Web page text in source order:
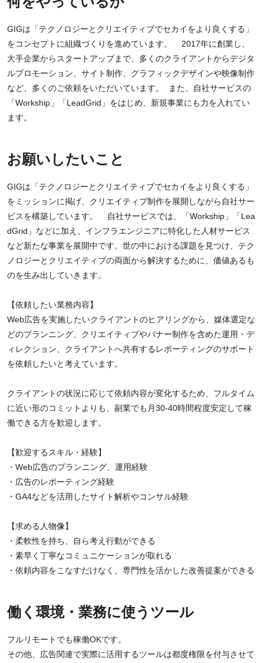
GIGは「テクノロジーとクリエイティブでセカイをより良くする」
をコンセプトに組織づくりを進めています。 2017年に創業し、
大手企業からスタートアップまで、多くのクライアントからデジタ
ルプロモーション、サイト制作、グラフィックデザインや映像制作
など、多くのご依頼をいただいています。 また、自社サービスの
「Workship」「LeadGrid」をはじめ、新規事業にも力を入れてい
ます。
お願いしたいこと
GIGは「テクノロジーとクリエイティブでセカイをより良くする」
をミッションに掲げ、クリエイティブ制作を展開しながら自社サー
ビスを構築しています。 自社サービスでは、「Workship」「Lea
dGrid」などに加え、インフラエンジニアに特化した人材サービス
など新たな事業を展開中です。世の中における課題を見つけ、テク
ノロジーとクリエイティブの両面から解決するために、価値あるも
のを生み出していきます。
【依頼したい業務内容】
Web広告を実施したいクライアントのヒアリングから、媒体選定な
どのプランニング、クリエイティブやバナー制作を含めた運用・デ
ィレクション、クライアントへ共有するレポーティングのサポート
を依頼したいと考えています。
クライアントの状況に応じて依頼内容が変化するため、フルタイム
に近い形のコミットよりも、副業でも月30-40時間程度安定して稼
働できる方を歓迎します。
【歓迎するスキル・経験】
・Web広告のプランニング、運用経験
・広告のレポーティング経験
・GA4などを活用したサイト解析やコンサル経験
【求める人物像】
・柔軟性を持ち、自ら考え行動ができる
・素早く丁寧なコミュニケーションが取れる
・依頼内容をこなすだけなく、専門性を活かした改善提案ができる
働く環境・業務に使うツール
フルリモートでも稼働OKです。
その他、広告関連で実際に活用するツールは都度権限を付与させて